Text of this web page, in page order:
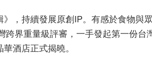
，持續發展原創IP。有感於食物與
界重量級評審，一手發起第一份台
酒店正式揭曉。